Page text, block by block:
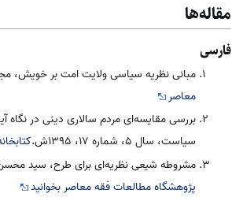
مقاله‌ها
فارسی
مبانی نظریه سیاسی ولایت امت بر خویش، مجید
معاصر
بررسی مقایسه‌ای مردم سالاری دینی در نگاه
سیاست، سال ۵، شماره ۱۷، ۱۳۹۵ش.
مشروطه شیعی نظریه‌ای برای طرح، سید محسن
پژوهشگاه مطالعات فقه معاصر بخوانید